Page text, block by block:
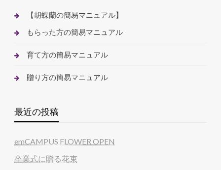
【胡蝶蘭の簡易マニュアル】
もらった方の簡易マニュアル
育て方の簡易マニュアル
贈り方の簡易マニュアル
最近の投稿
emCAMPUS FLOWER OPEN
卒業式に贈る花束